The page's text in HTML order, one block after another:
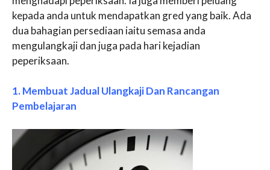
kepada anda untuk mendapatkan gred yang baik. Ada
dua bahagian persediaan iaitu semasa anda
mengulangkaji dan juga pada hari kejadian
peperiksaan.
1. Membuat Jadual Ulangkaji Dan Rancangan
Pembelajaran